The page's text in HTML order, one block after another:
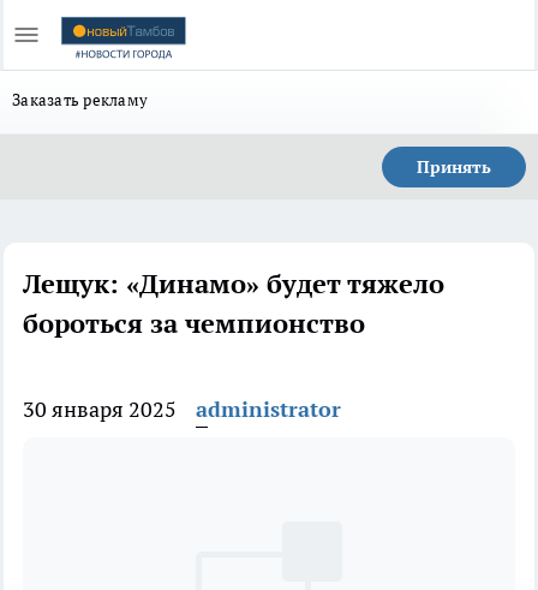
Заказать рекламу
Принять
Лещук: «Динамо» будет тяжело
бороться за чемпионство
30 января 2025 administrator